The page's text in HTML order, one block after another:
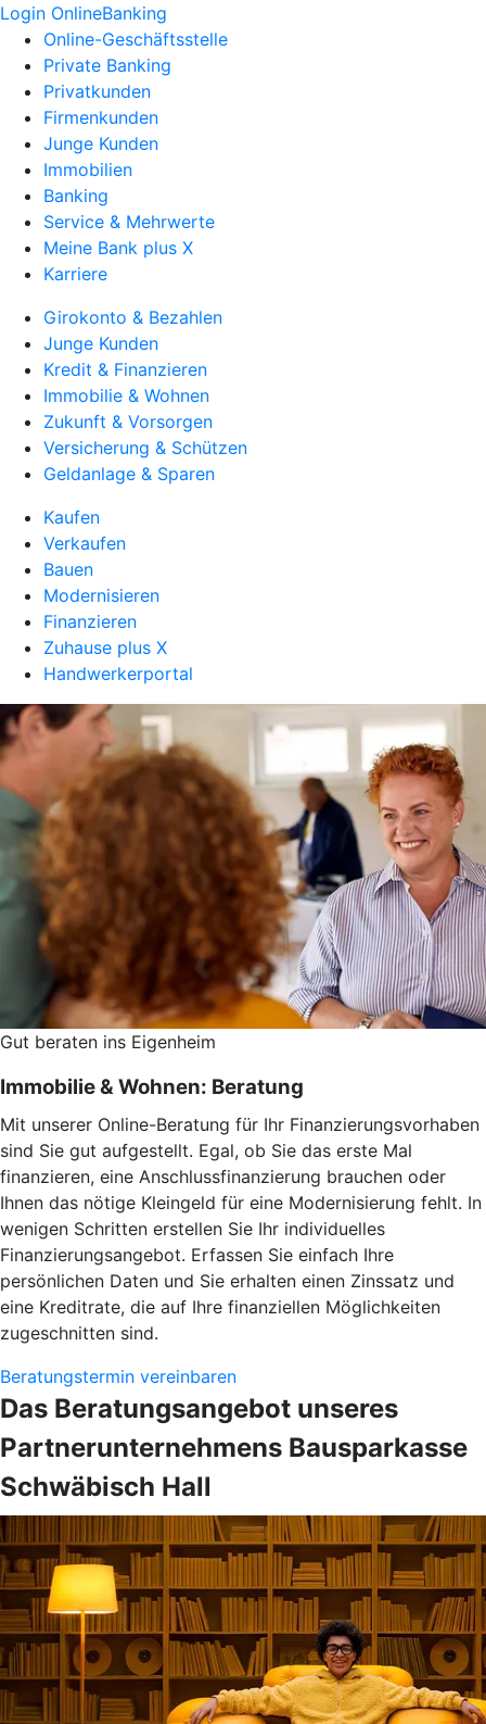
Login OnlineBanking
Online-Geschäftsstelle
Private Banking
Privatkunden
Firmenkunden
Junge Kunden
Immobilien
Banking
Service & Mehrwerte
Meine Bank plus X
Karriere
Girokonto & Bezahlen
Junge Kunden
Kredit & Finanzieren
Immobilie & Wohnen
Zukunft & Vorsorgen
Versicherung & Schützen
Geldanlage & Sparen
Kaufen
Verkaufen
Bauen
Modernisieren
Finanzieren
Zuhause plus X
Handwerkerportal
Gut beraten ins Eigenheim
Immobilie & Wohnen: Beratung
Mit unserer Online-Beratung für Ihr Finanzierungsvorhaben
sind Sie gut aufgestellt. Egal, ob Sie das erste Mal
finanzieren, eine Anschlussfinanzierung brauchen oder
Ihnen das nötige Kleingeld für eine Modernisierung fehlt. In
wenigen Schritten erstellen Sie Ihr individuelles
Finanzierungsangebot. Erfassen Sie einfach Ihre
persönlichen Daten und Sie erhalten einen Zinssatz und
eine Kreditrate, die auf Ihre finanziellen Möglichkeiten
zugeschnitten sind.
Beratungstermin vereinbaren
Das Beratungsangebot unseres
Partnerunternehmens Bausparkasse
Schwäbisch Hall